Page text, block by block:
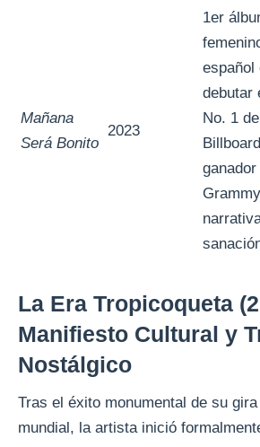
Mañana
Será Bonito
2023
1er
español
debutar
No. 1 del
ganador
La Era Tropicoqueta
Manifiesto Cultural y
Nostálgico
Tras el éxito monumental de su
mundial, la artista inició